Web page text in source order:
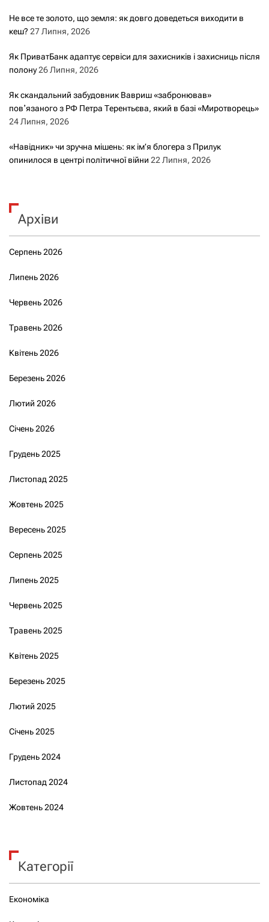
Не все те золото, що земля: як довго доведеться виходити в
кеш? 27 Липня, 2026
Як ПриватБанк адаптує сервіси для захисників і захисниць після
полону26 Липня, 2026
Як скандальний забудовник Вавриш «забронював»
повʼязаного з РФ Петра Терентьєва, який в базі «Миротворець»
24 Липня, 2026
«Навідник» чи зручна мішень: як ім’я блогера з Прилук
опинилося в центрі політичної війни 22 Липня, 2026
Архіви
Серпень 2026
Липень 2026
Червень 2026
Травень 2026
Квітень 2026
Березень 2026
Лютий 2026
Січень 2026
Грудень 2025
Листопад 2025
Жовтень 2025
Вересень 2025
Серпень 2025
Липень 2025
Червень 2025
Травень 2025
Квітень 2025
Березень 2025
Лютий 2025
Січень 2025
Грудень 2024
Листопад 2024
Жовтень 2024
Категорії
Економіка